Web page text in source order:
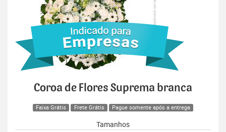
Coroa de Flores Suprema branca
Faixa Grátis Frete Grátis Pague somente após a entrega
Tamanhos